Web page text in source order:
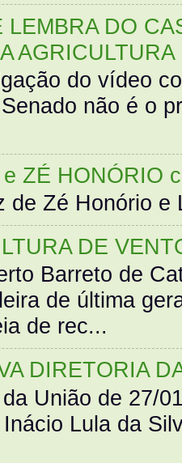
LEMBRA DO
AGRICULTURA
do vídeo
não é o
ZÉ HONÓRIO
de Zé Honório
DE
Barreto de
de última
de rec...
DIRETORIA
União de 27/
Lula da